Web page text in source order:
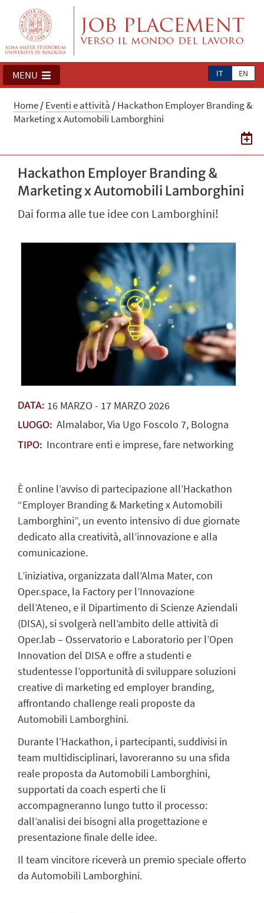
IT EN
MENU
Home/Eventi e attività /Hackathon Employer Branding &
Marketing x Automobili Lamborghini
Hackathon Employer Branding &
Marketing x Automobili Lamborghini
Dai forma alle tue idee con Lamborghini!
DATA: 16MARZO - 17 MARZO2026
LUOGO: Almalabor, Via Ugo Foscolo 7, Bologna
TIPO: Incontrare enti e imprese, fare networking
È online l’avviso di partecipazione all’Hackathon
“Employer Branding & Marketing x Automobili
Lamborghini”, un evento intensivo di due giornate
dedicato alla creatività, all’innovazione e alla
comunicazione.
L’iniziativa, organizzata dall’Alma Mater, con
Oper.space, la Factory per l’Innovazione
dell’Ateneo, e il Dipartimento di Scienze Aziendali
(DISA), si svolgerà nell’ambito delle attività di
Oper.lab – Osservatorio e Laboratorio per l’Open
Innovation del DISA e offre a studenti e
studentesse l’opportunità di sviluppare soluzioni
creative di marketing ed employer branding,
affrontando challenge reali proposte da
Automobili Lamborghini.
Durante l’Hackathon, i partecipanti, suddivisi in
team multidisciplinari, lavoreranno su una sfida
reale proposta da Automobili Lamborghini,
supportati da coach espertiche li
accompagneranno lungo tutto il processo:
dall’analisi dei bisogni alla progettazione e
presentazione finale delle idee.
Il team vincitore riceverà un premio specialeofferto
da Automobili Lamborghini.